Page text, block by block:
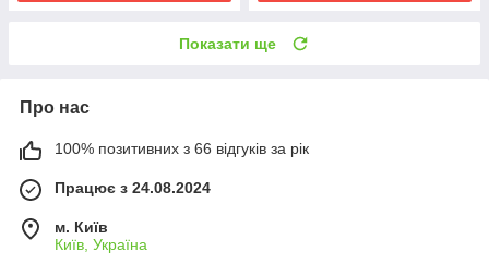
Показати ще
Про нас
100% позитивних з 66 відгуків за рік
Працює з 24.08.2024
м. Київ
Київ, Україна